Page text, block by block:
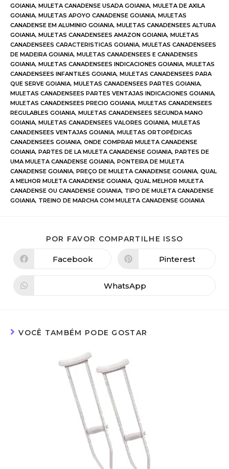
GOIANIA, MULETA CANADENSE USADA GOIANIA, MULETA DE AXILA
GOIANIA, MULETAS APOYO CANADENSE GOIANIA, MULETAS
CANADENSE EM ALUMINIO GOIANIA, MULETAS CANADENSEES ALTURA
GOIANIA, MULETAS CANADENSEES AMAZON GOIANIA, MULETAS
CANADENSEES CARACTERISTICAS GOIANIA, MULETAS CANADENSEES
DE MADEIRA GOIANIA, MULETAS CANADENSEES E CANADENSES
GOIANIA, MULETAS CANADENSEES INDICACIONES GOIANIA, MULETAS
CANADENSEES INFANTILES GOIANIA, MULETAS CANADENSEES PARA
QUE SERVE GOIANIA, MULETAS CANADENSEES PARTES GOIANIA,
MULETAS CANADENSEES PARTES VENTAJAS INDICACIONES GOIANIA,
MULETAS CANADENSEES PRECIO GOIANIA, MULETAS CANADENSEES
REGULABLES GOIANIA, MULETAS CANADENSEES SEGUNDA MANO
GOIANIA, MULETAS CANADENSEES VALORES GOIANIA, MULETAS
CANADENSEES VENTAJAS GOIANIA, MULETAS ORTOPÉDICAS
CANADENSEES GOIANIA, ONDE COMPRAR MULETA CANADENSE
GOIANIA, PARTES DE LA MULETA CANADENSE GOIANIA, PARTES DE
UMA MULETA CANADENSE GOIANIA, PONTEIRA DE MULETA
CANADENSE GOIANIA, PREÇO DE MULETA CANADENSE GOIANIA, QUAL
A MELHOR MULETA CANADENSE GOIANIA, QUAL MELHOR MULETA
CANADENSE OU CANADENSE GOIANIA, TIPO DE MULETA CANADENSE
GOIANIA, TREINO DE MARCHA COM MULETA CANADENSE GOIANIA
POR FAVOR COMPARTILHE ISSO
Facebook Pinterest
WhatsApp
VOCÊ TAMBÉM PODE GOSTAR